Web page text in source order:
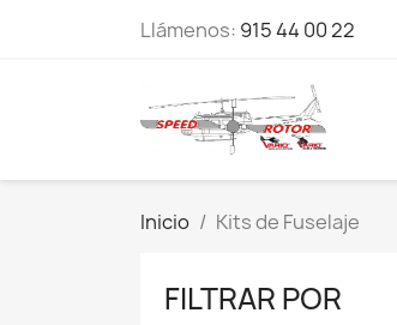
Llámenos: 915 44 00 22
Inicio Kits de Fuselaje
FILTRAR POR